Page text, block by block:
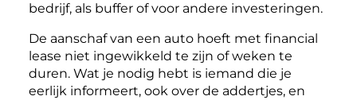
bedrijf, als buffer of voor andere investeringen.
De aanschaf van een auto hoeft met financial
lease niet ingewikkeld te zijn of weken te
duren. Wat je nodig hebt is iemand die je
eerlijk informeert, ook over de addertjes, en